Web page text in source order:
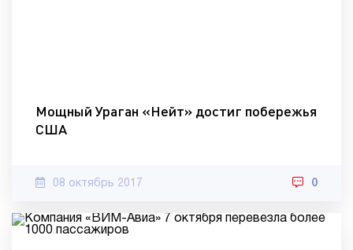
Мощный Ураган «Нейт» достиг побережья
США
08 октябрь 2017 0